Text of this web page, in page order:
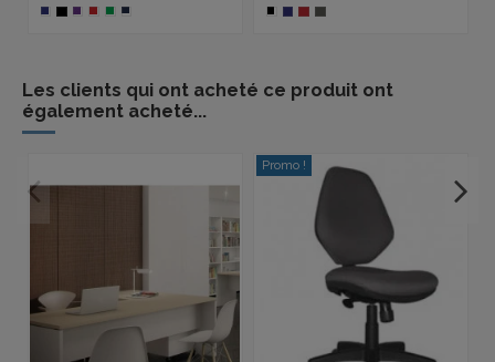
Les clients qui ont acheté ce produit ont
également acheté...
Promo !